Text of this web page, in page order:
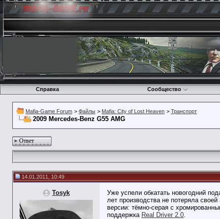
Справка Сообщество
Mafia-Game Forum > Файлы > Mafia: City of Lost Heaven > Транспорт
2009 Mercedes-Benz G55 AMG
Ответ
14.01.2011, 10:49
Tosyk
Уже успели обкатать новогодний
лет производства не потеряла
версии: тёмно-серая с
поддержка Real Driver 2.0.